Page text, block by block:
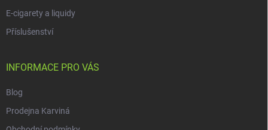
E-cigarety a liquidy
Příslušenství
INFORMACE PRO VÁS
Blog
Prodejna Karviná